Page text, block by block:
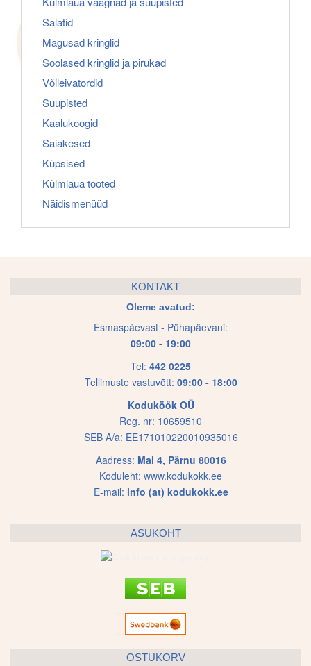
Salatid
Magusad kringlid
Soolased kringlid ja pirukad
Võileivatordid
Suupisted
Kaalukoogid
Saiakesed
Küpsised
Külmlaua tooted
Näidismenüüd
KONTAKT
Oleme avatud:
Esmaspäevast - Pühapäevani:
09:00 - 19:00
Tel: 442 0225
Tellimuste vastuvõtt: 09:00 - 18:00
Koduköök OÜ
Reg. nr: 10659510
SEB A/a: EE171010220010935016
Aadress: Mai 4, Pärnu 80016
Koduleht: www.kodukokk.ee
E-mail: info (at) kodukokk.ee
ASUKOHT
OSTUKORV